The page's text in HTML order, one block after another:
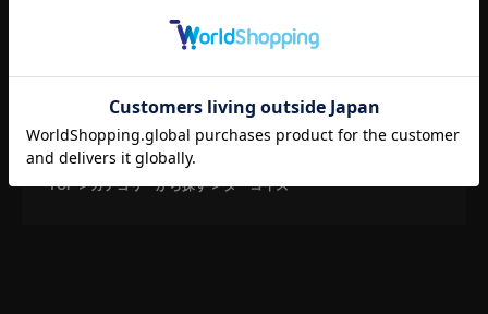
オススメから探す
新商品
TOP
カテゴリーから探す
ネックレス
TOP
カテゴリーから探す
TOP
カテゴリーから探す ターコイズ